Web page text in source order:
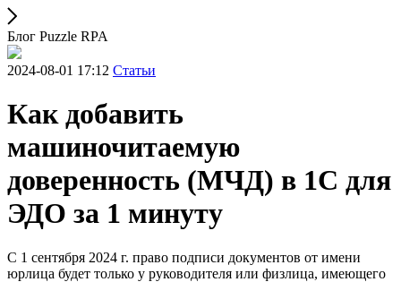
Блог Puzzle RPA
2024-08-01 17:12 Статьи
Как добавить
машиночитаемую
доверенность (МЧД) в 1С для
ЭДО за 1 минуту
С 1 сентября 2024 г. право подписи документов от имени
юрлица будет только у руководителя или физлица, имеющего